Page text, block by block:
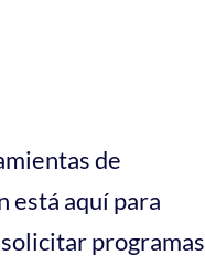
de
está aquí para
programas